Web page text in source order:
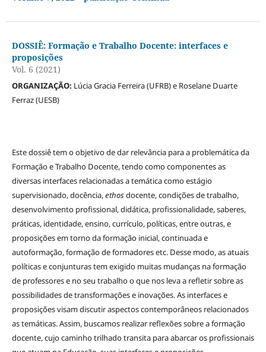
DOSSIÊ: Formação e Trabalho Docente: interfaces e
proposições
Vol. 6 (2021)
ORGANIZAÇÃO: Lúcia Gracia Ferreira (UFRB) e Roselane Duarte
Ferraz (UESB)
Este dossiê tem o objetivo de dar relevância para a problemática da
Formação e Trabalho Docente, tendo como componentes as
diversas interfaces relacionadas a temática como estágio
supervisionado, docência,ethosdocente, condições de trabalho,
desenvolvimento profissional, didática, profissionalidade, saberes,
práticas, identidade, ensino, currículo, políticas, entre outras, e
proposições em torno da formação inicial, continuada e
autoformação, formação de formadores etc. Desse modo, as atuais
políticas e conjunturas tem exigido muitas mudanças na formação
de professores e no seu trabalho o que nos leva a refletir sobre as
possibilidades de transformações e inovações. As interfaces e
proposições visam discutir aspectos contemporâneos relacionados
as temáticas. Assim, buscamos realizar reflexões sobre a formação
docente, cujo caminho trilhado transita para abarcar os profissionais